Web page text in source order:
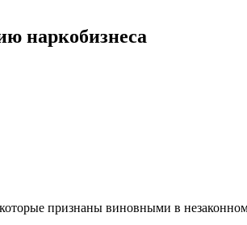
наркобизнеса
признаны виновными в